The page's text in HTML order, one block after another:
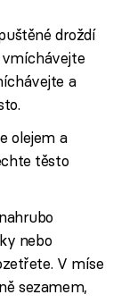
droždí
vmíchávejte
a
olejem a
těsto
nebo
V míse
sezamem,